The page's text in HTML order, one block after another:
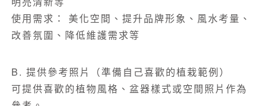
使用需求： 美化空間、提升品牌形象、風水考量、
改善氛圍、降低維護需求等
B. 提供參考照片（準備自己喜歡的植栽範例）
可提供喜歡的植物風格、盆器樣式或空間照片作為